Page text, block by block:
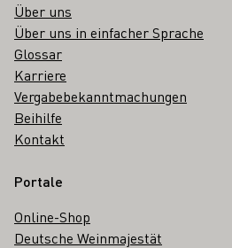
Über uns
Über uns in einfacher Sprache
Glossar
Karriere
Vergabebekanntmachungen
Beihilfe
Kontakt
Portale
Online-Shop
Deutsche Weinmajestät